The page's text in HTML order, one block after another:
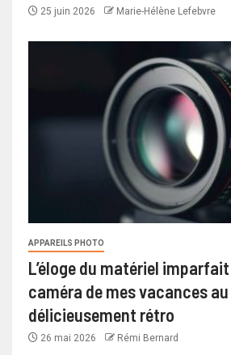
25 juin 2026 Marie-Hélène Lefebvre
APPAREILS PHOTO
L’éloge du matériel
caméra de mes vacances
délicieusement rétro
26 mai 2026 Rémi Bernard